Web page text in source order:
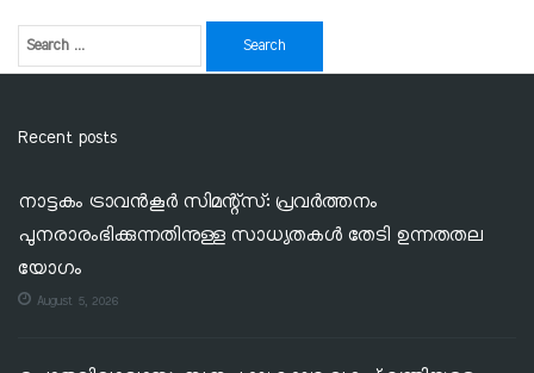
Recent posts
നാട്ടകം ട്രാവൻകൂർ സിമന്റ്‌സ്: പ്രവർത്തനം
പുനരാരംഭിക്കുന്നതിനുള്ള സാധ്യതകൾ തേടി ഉന്നതതല
യോഗം
August 5, 2026